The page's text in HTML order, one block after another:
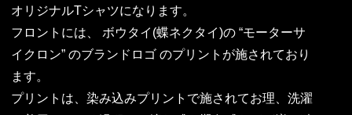
オリジナルTシャツになります。
フロントには、 ボウタイ(蝶ネクタイ)の “モーターサ
イクロン” のブランドロゴ のプリントが施されており
ます。
プリントは、染み込みプリントで施されてお理、洗濯